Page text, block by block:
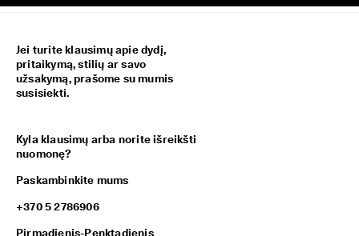
Jei turite klausimų apie dydį,
pritaikymą, stilių ar savo
užsakymą, prašome su mumis
susisiekti.
Kyla klausimų arba norite išreikšti
nuomonę?
Paskambinkite mums
+370 5 2786906
Pirmadienis-Penktadienis